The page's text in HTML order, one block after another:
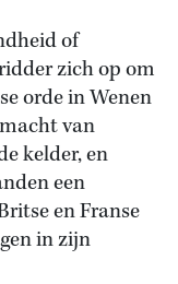
of
zich op om
orde in Wenen
van
kelder, en
een
en Franse
in zijn